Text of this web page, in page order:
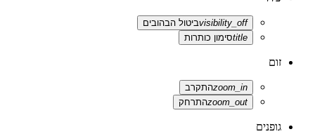
visibility_offביטול הבהובים
titleסימון כותרות
זום
zoom_inהתקרב
zoom_outהתרחק
גופנים